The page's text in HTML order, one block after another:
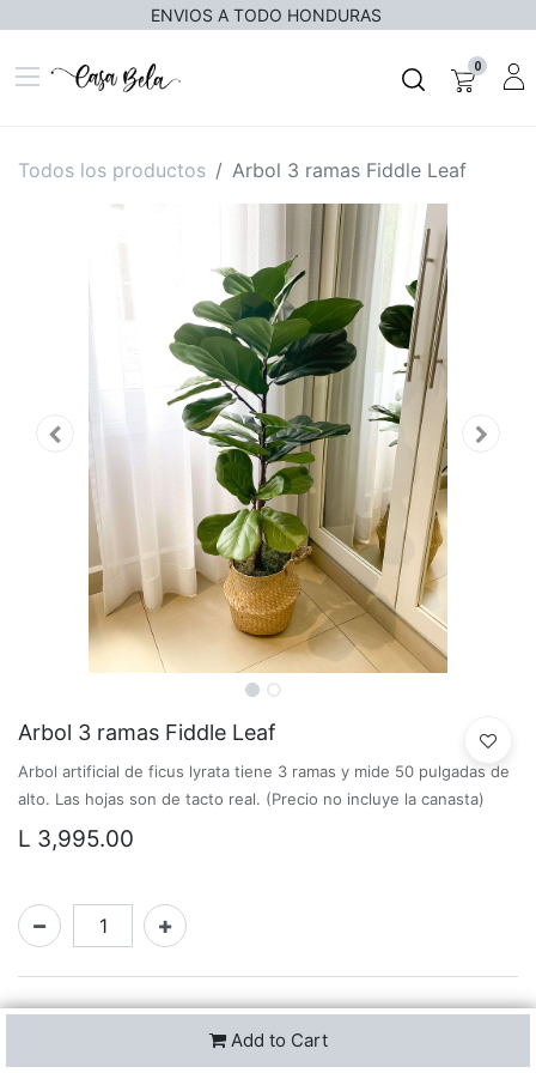
ENVIOS A TODO HONDURAS
0
Todos los productos Arbol 3 ramas Fiddle Leaf
Arbol 3 ramas Fiddle Leaf
Arbol artificial de ficus lyrata tiene 3 ramas y mide 50 pulgadas de
alto. Las hojas son de tacto real. (Precio no incluye la canasta)
L 3,995.00
Add to Cart